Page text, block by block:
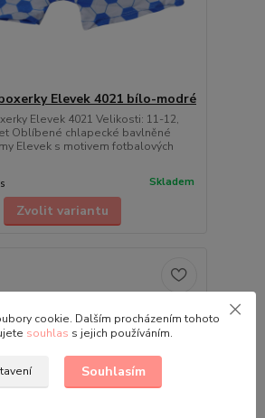
Elevek 4021 bílo-modré
Elevek 4021 Velikosti: 11-12,
Oblíbené chlapecké bavlněné
Elevek s motivem fotbalových
Skladem
Zvolit variantu
cookie. Dalším procházením tohoto
souhlas s jejich používáním.
Souhlasím